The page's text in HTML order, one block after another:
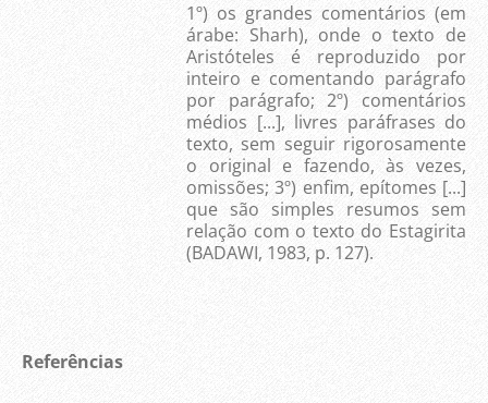
1º) os grandes comentários (em
árabe: Sharh), onde o texto de
Aristóteles é reproduzido por
inteiro e comentando parágrafo
por parágrafo; 2º) comentários
médios [...], livres paráfrases do
texto, sem seguir rigorosamente
o original e fazendo, às vezes,
omissões; 3º) enfim, epítomes [...]
que são simples resumos sem
relação com o texto do Estagirita
(BADAWI, 1983, p. 127).
Referências